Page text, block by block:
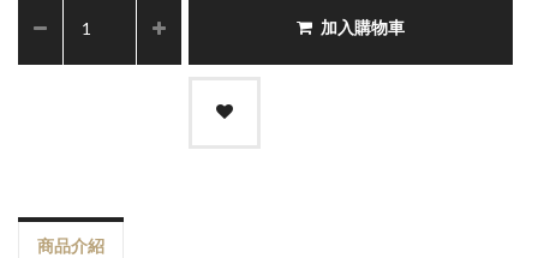
加入購物車
商品介紹